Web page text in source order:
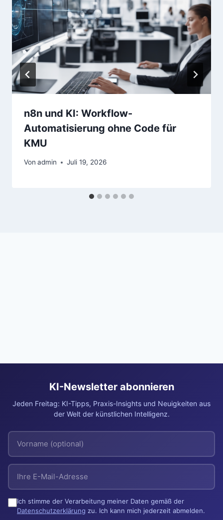
n8n und KI: Workflow-
Automatisierung ohne Code für
KMU
Von admin Juli 19, 2026
KI-Newsletter abonnieren
Jeden Freitag: KI-Tipps, Praxis-Insights und Neuigkeiten aus
der Welt der künstlichen Intelligenz.
Ich stimme der Verarbeitung meiner Daten gemäß der
Datenschutzerklärung zu. Ich kann mich jederzeit abmelden.